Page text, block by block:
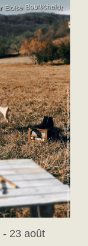
- 23 août